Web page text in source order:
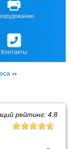
Контакты
››
рейтинг: 4.8